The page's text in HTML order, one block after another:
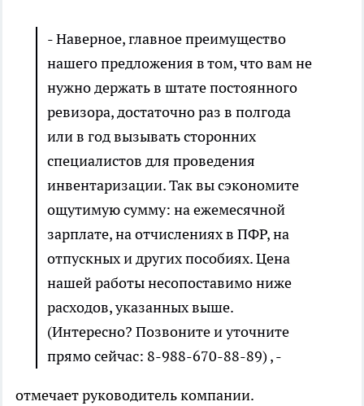
- Наверное, главное преимущество
нашего предложения в том, что вам не
нужно держать в штате постоянного
ревизора, достаточно раз в полгода
или в год вызывать сторонних
специалистов для проведения
инвентаризации. Так вы сэкономите
ощутимую сумму: на ежемесячной
зарплате, на отчислениях в ПФР, на
отпускных и других пособиях. Цена
нашей работы несопоставимо ниже
расходов, указанных выше.
(Интересно? Позвоните и уточните
прямо сейчас: 8-988-670-88-89) , -
отмечает руководитель компании.